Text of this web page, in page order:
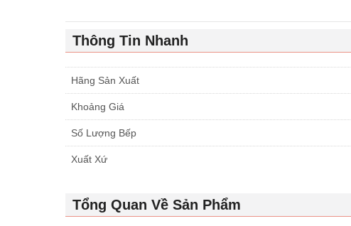
Thông Tin Nhanh
Hãng Sản Xuất
Khoảng Giá
Số Lượng Bếp
Xuất Xứ
Tổng Quan Về Sản Phẩm